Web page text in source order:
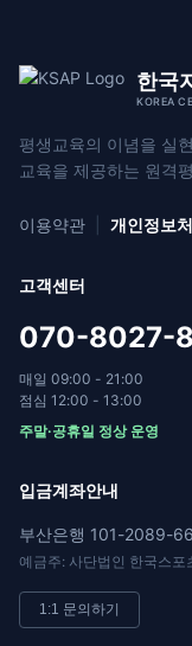
한국
KOREA
평생교육의 이념을 실
교육을 제공하는 원격
이용약관 개인정보
고객센터
070-8027-
매일 09:00 - 21:00
점심 12:00 - 13:00
주말·공휴일 정상 운영
입금계좌안내
부산은행 101-2089-
예금주: 사단법인 한국스포
1:1 문의하기